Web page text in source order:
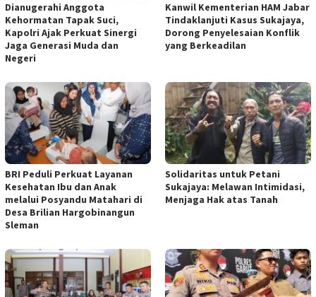
Dianugerahi Anggota
Kehormatan Tapak Suci,
Kapolri Ajak Perkuat Sinergi
Jaga Generasi Muda dan
Negeri
Kanwil Kementerian HAM Jabar
Tindaklanjuti Kasus Sukajaya,
Dorong Penyelesaian Konflik
yang Berkeadilan
BRI Peduli Perkuat Layanan
Kesehatan Ibu dan Anak
melalui Posyandu Matahari di
Desa Brilian Hargobinangun
Sleman
Solidaritas untuk Petani
Sukajaya: Melawan Intimidasi,
Menjaga Hak atas Tanah